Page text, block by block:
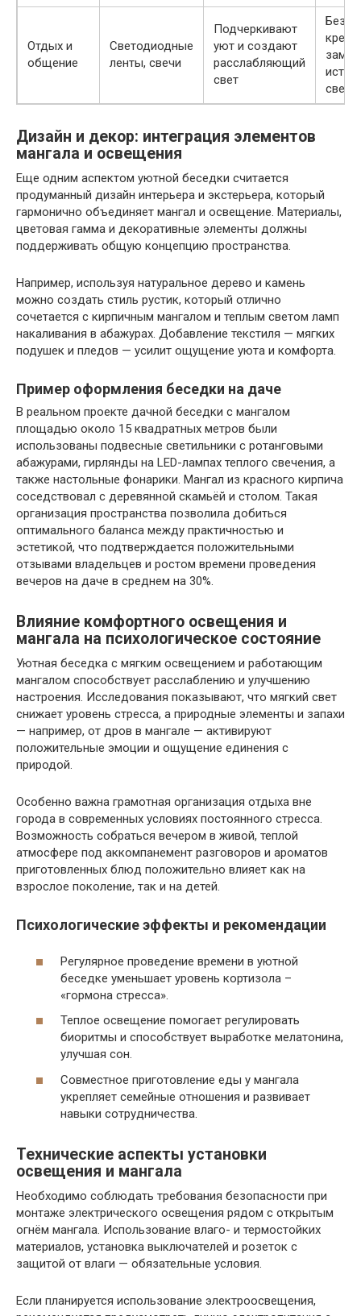
Отдых и
общение
Светодиодные
ленты, свечи
Подчеркивают
уют и создают
расслабляющий
свет
света
Дизайн и декор: интеграция элементов
мангала и освещения
Еще одним аспектом уютной беседки считается
продуманный дизайн интерьера и экстерьера, который
гармонично объединяет мангал и освещение. Материалы,
цветовая гамма и декоративные элементы должны
поддерживать общую концепцию пространства.
Например, используя натуральное дерево и камень
можно создать стиль рустик, который отлично
сочетается с кирпичным мангалом и теплым светом ламп
накаливания в абажурах. Добавление текстиля — мягких
подушек и пледов — усилит ощущение уюта и комфорта.
Пример оформления беседки на даче
В реальном проекте дачной беседки с мангалом
площадью около 15 квадратных метров были
использованы подвесные светильники с ротанговыми
абажурами, гирлянды на LED-лампах теплого свечения, а
также настольные фонарики. Мангал из красного кирпича
соседствовал с деревянной скамьёй и столом. Такая
организация пространства позволила добиться
оптимального баланса между практичностью и
эстетикой, что подтверждается положительными
отзывами владельцев и ростом времени проведения
вечеров на даче в среднем на 30%.
Влияние комфортного освещения и
мангала на психологическое состояние
Уютная беседка с мягким освещением и работающим
мангалом способствует расслаблению и улучшению
настроения. Исследования показывают, что мягкий свет
снижает уровень стресса, а природные элементы и запахи
— например, от дров в мангале — активируют
положительные эмоции и ощущение единения с
природой.
Особенно важна грамотная организация отдыха вне
города в современных условиях постоянного стресса.
Возможность собраться вечером в живой, теплой
атмосфере под аккомпанемент разговоров и ароматов
приготовленных блюд положительно влияет как на
взрослое поколение, так и на детей.
Психологические эффекты и рекомендации
Регулярное проведение времени в уютной
беседке уменьшает уровень кортизола –
«гормона стресса».
Теплое освещение помогает регулировать
биоритмы и способствует выработке мелатонина,
улучшая сон.
Совместное приготовление еды у мангала
укрепляет семейные отношения и развивает
навыки сотрудничества.
Технические аспекты установки
освещения и мангала
Необходимо соблюдать требования безопасности при
монтаже электрического освещения рядом с открытым
огнём мангала. Использование влаго- и термостойких
материалов, установка выключателей и розеток с
защитой от влаги — обязательные условия.
Если планируется использование электроосвещения,